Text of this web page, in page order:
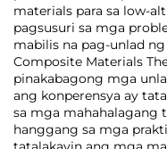
materials para sa low-
pagsusuri sa mga
mabilis na pag-unlad
Composite Materials
pinakabagong mga
ang konperensya ay
sa mga mahahalagang
hanggang sa mga